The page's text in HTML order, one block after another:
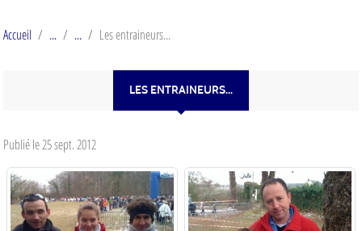
Accueil Les entraineurs...
LES ENTRAINEURS...
Publié le25 sept. 2012